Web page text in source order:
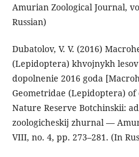
Amurian Zoological Journal,
Russian)
Dubatolov, V. V. (2016)
(Lepidoptera) khvojnykh
dopolnenie 2016 goda
Geometridae (Lepidoptera)
Nature Reserve Botchinskii:
zoologicheskij zhurnal —
VIII, no. 4, pp. 273–281. (In